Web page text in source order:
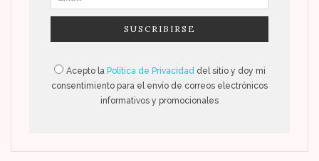
Acepto la Política de Privacidad del sitio y doy mi
consentimiento para el envío de correos electrónicos
informativos y promocionales